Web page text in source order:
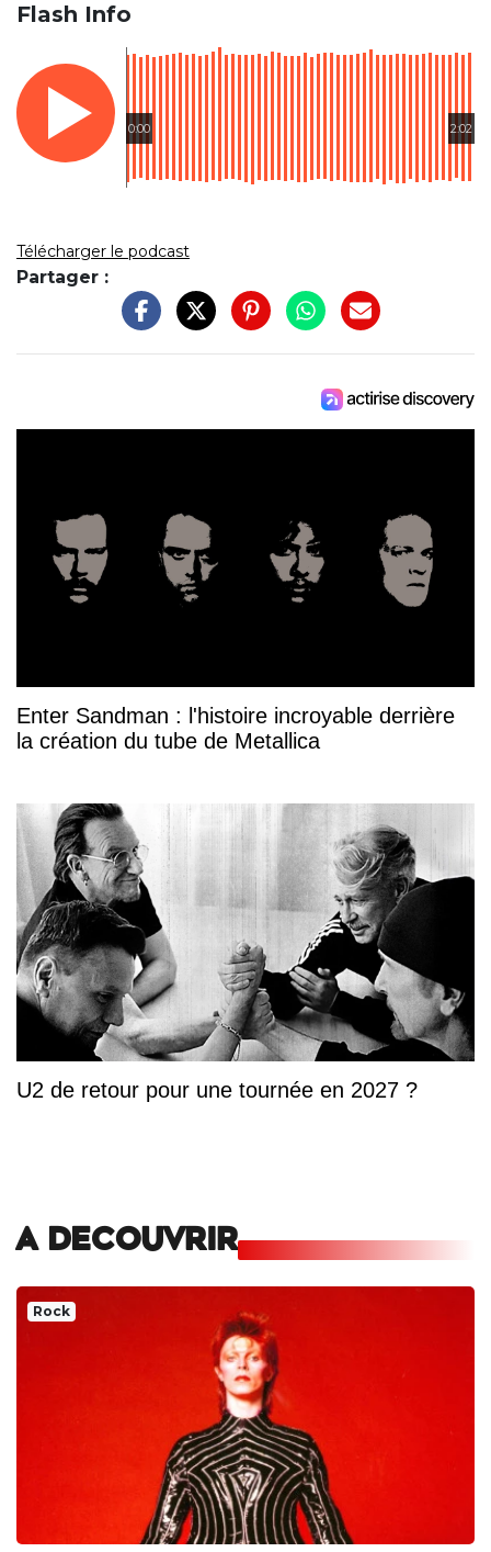
Flash Info
0:00 2:02
Télécharger le podcast
Partager :
Enter Sandman : l'histoire incroyable derrière
la création du tube de Metallica
U2 de retour pour une tournée en 2027 ?
A DECOUVRIR
Rock